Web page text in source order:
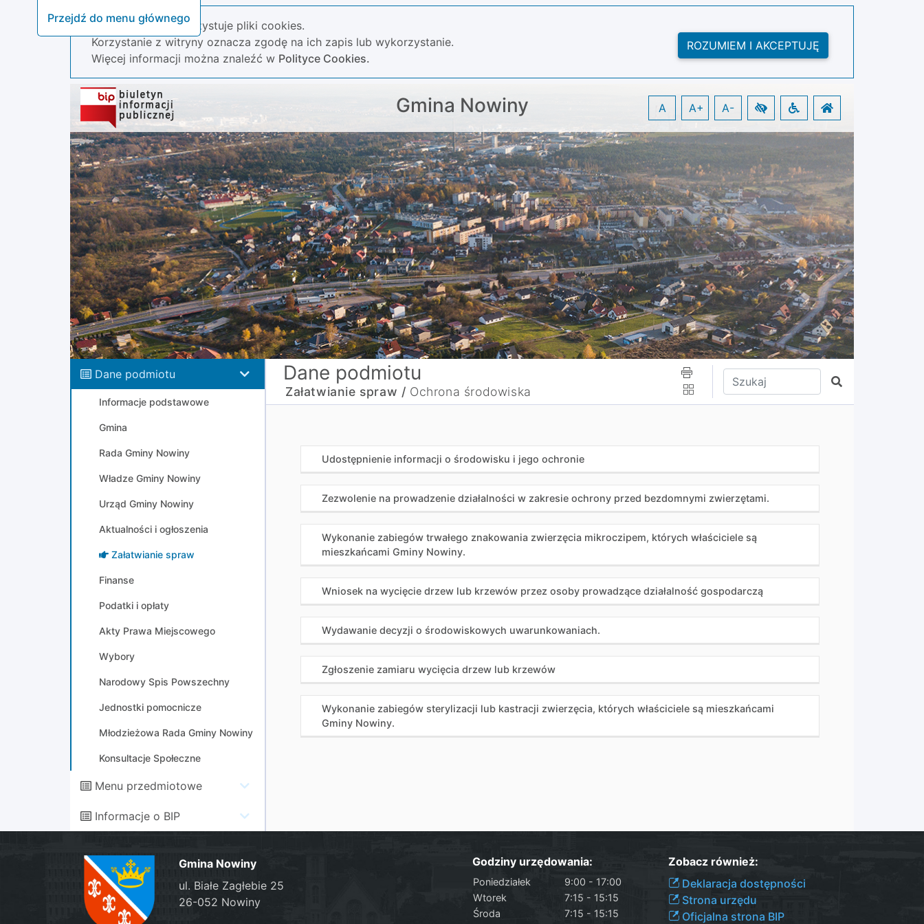
Przejdź do menu głównego
Nasza strona wykorzystuje pliki cookies.
Korzystanie z witryny oznacza zgodę na ich zapis lub wykorzystanie.
Więcej informacji można znaleźć w Polityce Cookies.
ROZUMIEM I AKCEPTUJĘ
Gmina Nowiny A A+ A-
Dane podmiotu
Informacje podstawowe
Gmina
Rada Gminy Nowiny
Władze Gminy Nowiny
Urząd Gminy Nowiny
Aktualności i ogłoszenia
Załatwianie spraw
Finanse
Podatki i opłaty
Akty Prawa Miejscowego
Wybory
Narodowy Spis Powszechny
Jednostki pomocnicze
Młodzieżowa Rada Gminy Nowiny
Konsultacje Społeczne
Menu przedmiotowe
Informacje o BIP
Dane podmiotu
Załatwianie spraw / Ochrona środowiska
Wpisz tekst do wyszukania
Szukaj
Udostępnienie informacji o środowisku i jego ochronie
Zezwolenie na prowadzenie działalności w zakresie ochrony przed bezdomnymi zwierzętami.
Wykonanie zabiegów trwałego znakowania zwierzęcia mikroczipem, których właściciele są
mieszkańcami Gminy Nowiny.
Wniosek na wycięcie drzew lub krzewów przez osoby prowadzące działalność gospodarczą
Wydawanie decyzji o środowiskowych uwarunkowaniach.
Zgłoszenie zamiaru wycięcia drzew lub krzewów
Wykonanie zabiegów sterylizacji lub kastracji zwierzęcia, których właściciele są mieszkańcami
Gminy Nowiny.
Gmina Nowiny
ul. Białe Zagłebie 25
26-052 Nowiny
Godziny urzędowania:
Poniedziałek
9:00 - 17:00
Wtorek
7:15 - 15:15
Środa
7:15 - 15:15
Zobacz również:
Deklaracja dostępności
Strona urzędu
Oficjalna strona BIP